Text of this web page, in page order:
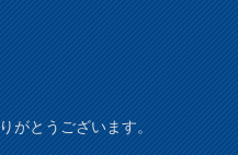
がとうございます。